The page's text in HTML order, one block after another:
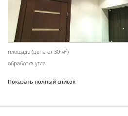
площадь (цена от 30 м2)
обработка угла
Показать полный список